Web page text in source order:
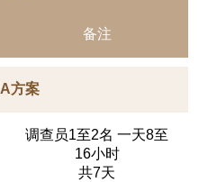
备注
A方案
调查员1至2名 一天8至
16小时
共7天